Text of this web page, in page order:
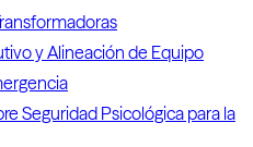
y Alineación de Equipo
Seguridad Psicológica para la